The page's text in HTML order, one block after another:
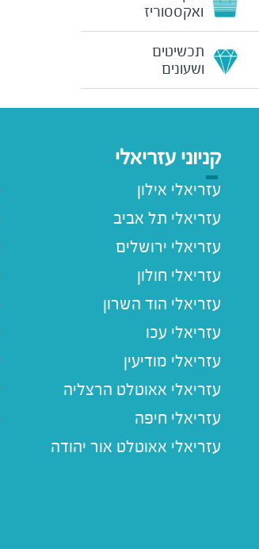
ואקססוריז
תכשיטים
ושעונים
קניוני עזריאלי
עזריאלי אילון
עזריאלי תל אביב
עזריאלי ירושלים
עזריאלי חולון
עזריאלי הוד השרון
עזריאלי עכו
עזריאלי מודיעין
עזריאלי אאוטלט הרצליה
עזריאלי חיפה
עזריאלי אאוטלט אור יהודה